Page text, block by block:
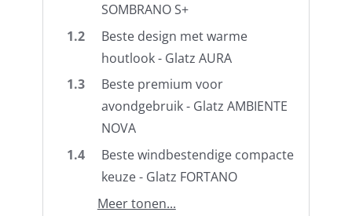
Balkonklemmen
Beschermhoezen
SOMBRANO S+
1.2
Beste design met warme
houtlook - Glatz AURA
1.3
Beste premium voor
avondgebruik - Glatz AMBIENTE
NOVA
1.4
Beste windbestendige compacte
keuze - Glatz FORTANO
Meer tonen...